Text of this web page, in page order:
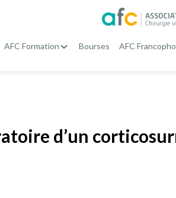
AFC Formation Bourses AFC
d’un